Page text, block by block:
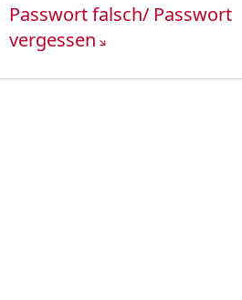
Passwort falsch/ Passwort
vergessen